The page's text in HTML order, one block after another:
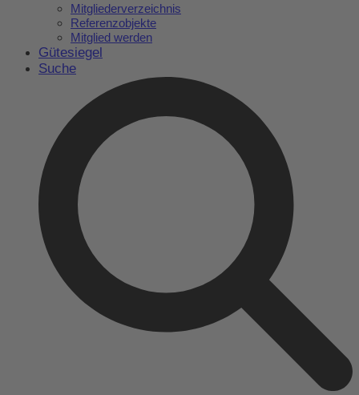
Mitgliederverzeichnis
Referenzobjekte
Mitglied werden
Gütesiegel
Suche